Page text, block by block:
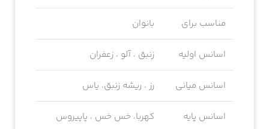
مناسب برای بانوان
اسانس اولیه زنبق ، آلو ، زعفران
اسانس میانی رز ، ریشه زنبق، یاس
اسانس پایه کهربا، خس خس ، پاپیروس